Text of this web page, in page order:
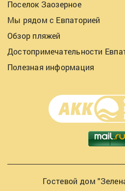
Поселок Заозерное
Мы рядом с Евпаторией
Обзор пляжей
Достопримечательности
Полезная информация
Гостевой дом